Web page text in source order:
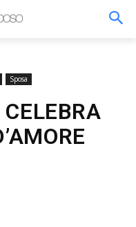
Sposa